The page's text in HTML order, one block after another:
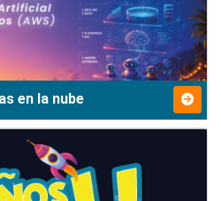
en la nube